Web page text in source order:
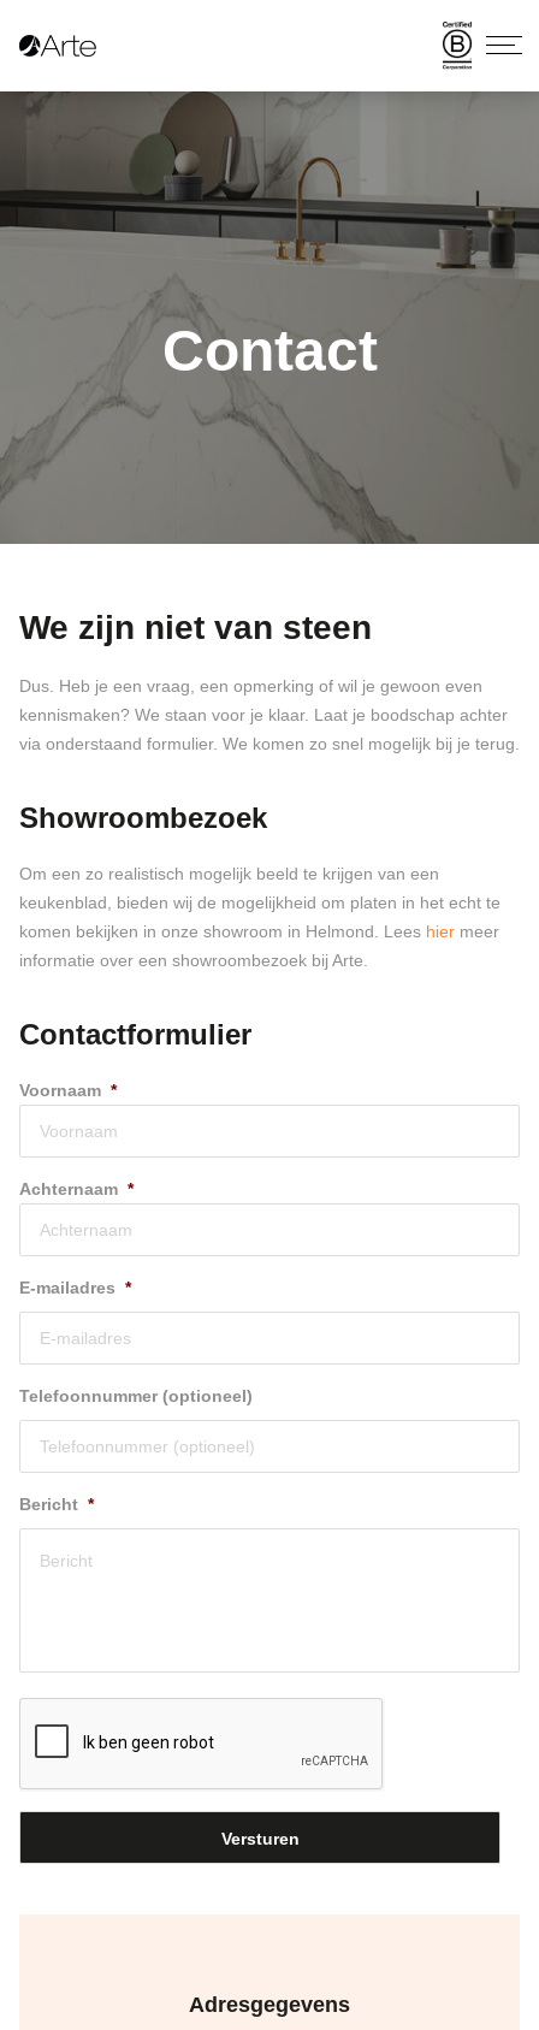
Contact
We zijn niet van steen
Dus. Heb je een vraag, een opmerking of wil je gewoon even
kennismaken? We staan voor je klaar. Laat je boodschap achter
via onderstaand formulier. We komen zo snel mogelijk bij je terug.
Showroombezoek
Om een zo realistisch mogelijk beeld te krijgen van een
keukenblad, bieden wij de mogelijkheid om platen in het echt te
komen bekijken in onze showroom in Helmond. Lees hier meer
informatie over een showroombezoek bij Arte.
Contactformulier
Voornaam *
Achternaam *
E-mailadres *
Telefoonnummer (optioneel)
Bericht *
Adresgegevens